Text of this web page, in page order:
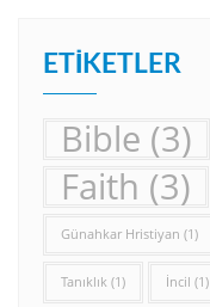
ETIKETLER
Bible (3)
Faith (3)
Günahkar Hristiyan (1)
Tanıklık (1) İncil (1)